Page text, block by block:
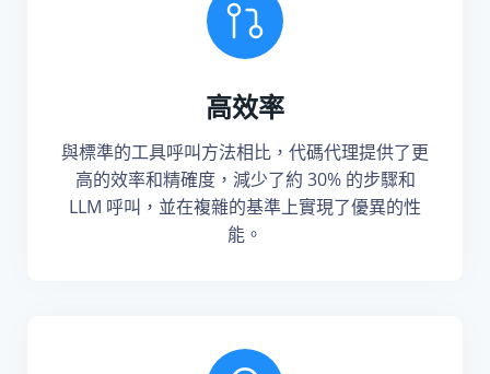
高效率
與標準的工具呼叫方法相比，代碼代理提供了更
高的效率和精確度，減少了約 30% 的步驟和
LLM 呼叫，並在複雜的基準上實現了優異的性
能。